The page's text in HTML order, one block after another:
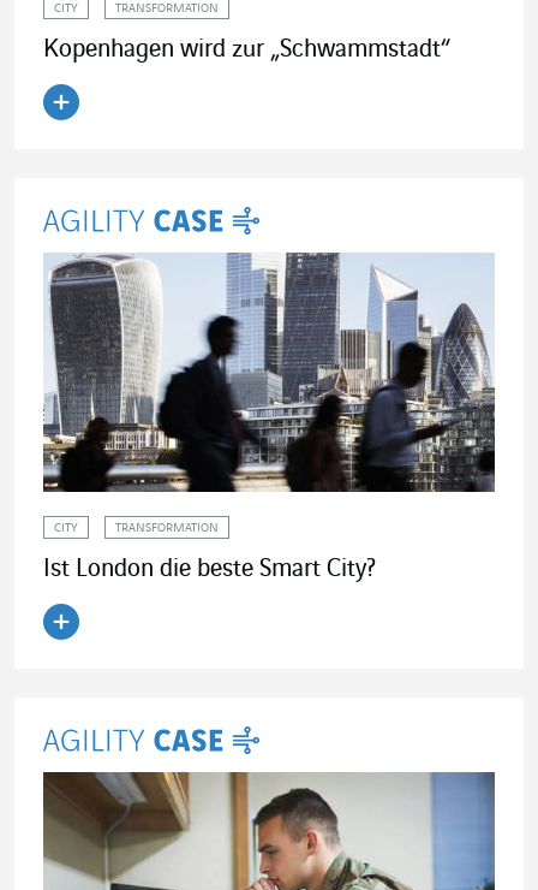
CITY TRANSFORMATION
Kopenhagen wird zur „Schwammstadt“
CITY TRANSFORMATION
Ist London die beste Smart City?